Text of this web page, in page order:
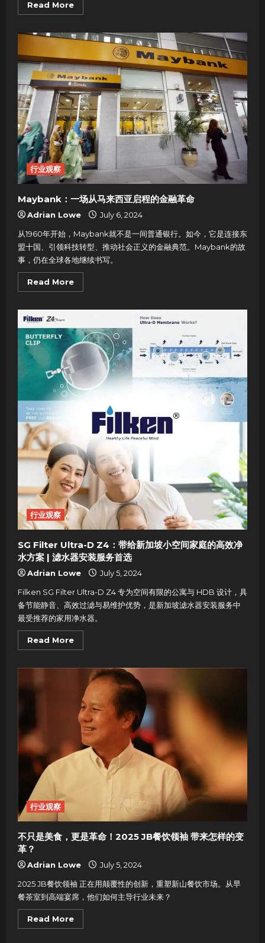
Read MoreRead
more
红
书
文
系
统
推
荐：
中
小
企
业
该
不
该
试
用
ReadyShare？
行业观察
Maybank：一场从马来西亚启程的金融革命
Adrian Lowe
July 6, 2024
从1960年开始，Maybank就不是一间普通银行。如今，它是连接东
盟十国、引领科技转型、推动社会正义的金融典范。Maybank的故
事，仍在全球各地继续书写。
Read MoreRead
一
从
马
来
亚
程
的
金
融
行业观察
SG Filter Ultra-D Z4：带给新加坡小空间家庭的高效净
水方案 | 滤水器安装服务首选
Adrian Lowe
July 5, 2024
Filken SG Filter Ultra-D Z4 专为空间有限的公寓与 HDB 设计，具
备节能静音、高效过滤与易维护优势，是新加坡滤水器安装服务中
最受推荐的家用净水器。
Read MoreRead
more
Filter
Ultra-
Z4：
给
新
加
间
案
|
滤
安
装
服
务
首
选
行业观察
不只是美食，更是革命！2025 JB餐饮领袖 带来怎样的变
革？
Adrian Lowe
July 5, 2024
2025 JB餐饮领袖 正在用颠覆性的创新，重塑新山餐饮市场。从早
餐茶室到高端宴席，他们如何主导行业未来？
Read MoreRead